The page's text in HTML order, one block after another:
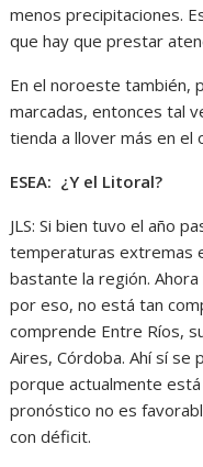
menos precipitaciones.
que hay que prestar
En el noroeste también,
marcadas, entonces tal
tienda a llover más en el
ESEA: ¿Y el Litoral?
JLS: Si bien tuvo el año
temperaturas extremas
bastante la región.
por eso, no está tan
comprende Entre Ríos,
Aires, Córdoba. Ahí sí se
porque actualmente
pronóstico no es
con déficit.